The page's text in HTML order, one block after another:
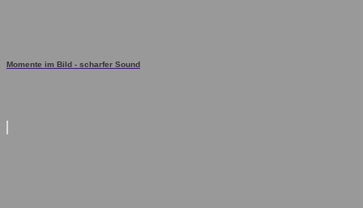
Momente im Bild - scharfer Sound